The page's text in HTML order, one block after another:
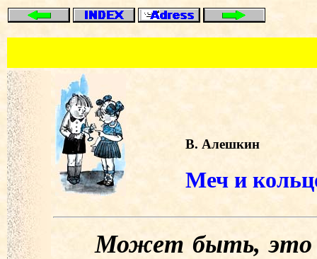
В. Алешкин
Меч и
Может быть, это